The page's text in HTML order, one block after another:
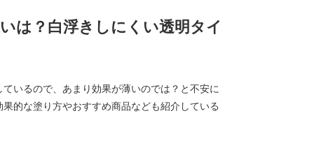
は？白浮きしにくい透明タイ
いるので、あまり効果が薄いのでは？と不安に
的な塗り方やおすすめ商品なども紹介している